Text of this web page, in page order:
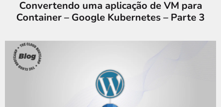
Convertendo uma aplicação de VM para
Container – Google Kubernetes – Parte 3